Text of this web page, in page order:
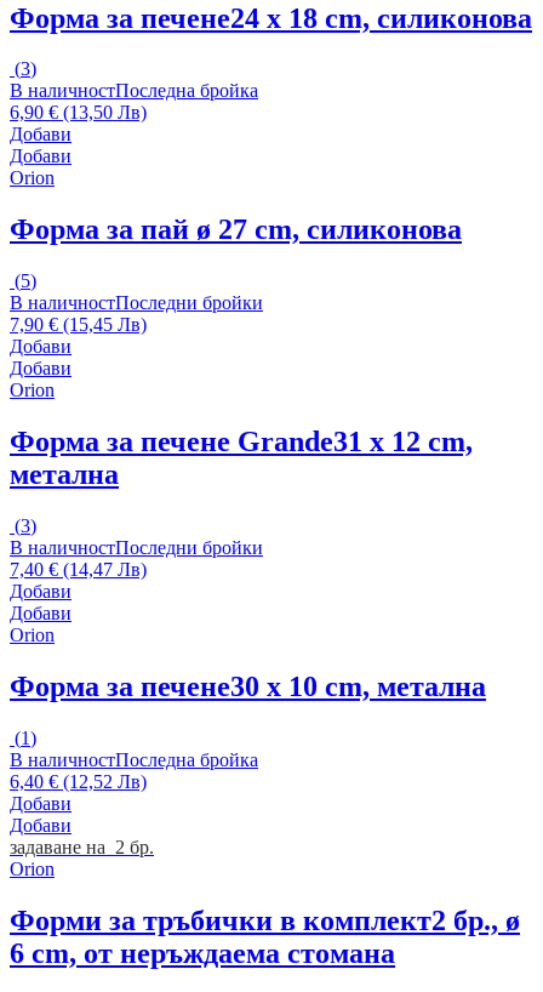
Форма за печене24 x 18 cm, силиконова
(3)
В наличностПоследна бройка
6,90 € (13,50 Лв)
Добави
Добави
Orion
Форма за пай ø 27 cm, силиконова
(5)
В наличностПоследни бройки
7,90 € (15,45 Лв)
Добави
Добави
Orion
Форма за печене Grande31 x 12 cm,
метална
(3)
В наличностПоследни бройки
7,40 € (14,47 Лв)
Добави
Добави
Orion
Форма за печене30 x 10 cm, метална
(1)
В наличностПоследна бройка
6,40 € (12,52 Лв)
Добави
Добави
задаване на 2 бр.
Orion
Форми за тръбички в комплект2 бр., ø
6 cm, от неръждаема стомана